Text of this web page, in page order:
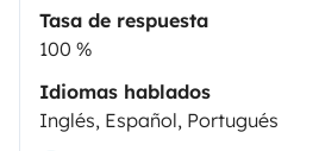
Tasa de respuesta
100 %
Idiomas hablados
Inglés, Español, Portugués